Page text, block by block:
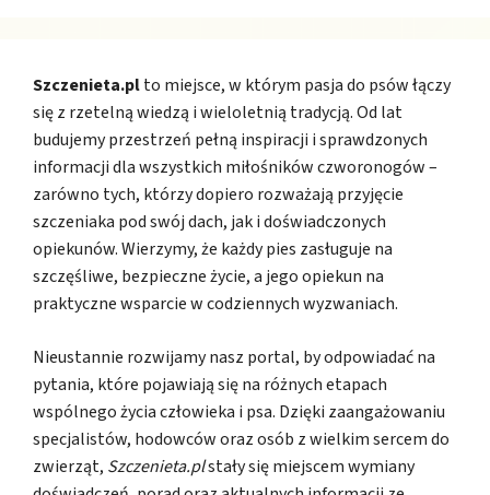
Szczenieta.plto miejsce, w którym pasja do psów łączy
się z rzetelną wiedzą i wieloletnią tradycją. Od lat
budujemy przestrzeń pełną inspiracji i sprawdzonych
informacji dla wszystkich miłośników czworonogów –
zarówno tych, którzy dopiero rozważają przyjęcie
szczeniaka pod swój dach, jak i doświadczonych
opiekunów. Wierzymy, że każdy pies zasługuje na
szczęśliwe, bezpieczne życie, a jego opiekun na
praktyczne wsparcie w codziennych wyzwaniach.
Nieustannie rozwijamy nasz portal, by odpowiadać na
pytania, które pojawiają się na różnych etapach
wspólnego życia człowieka i psa. Dzięki zaangażowaniu
specjalistów, hodowców oraz osób z wielkim sercem do
zwierząt, Szczenieta.plstały się miejscem wymiany